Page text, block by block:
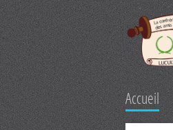
Accueil